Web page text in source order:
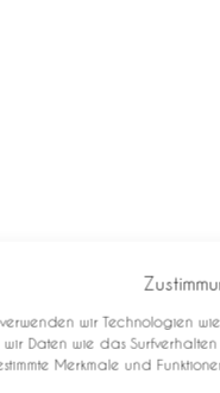
wir Technologien
wir Daten wie das
Merkmale und